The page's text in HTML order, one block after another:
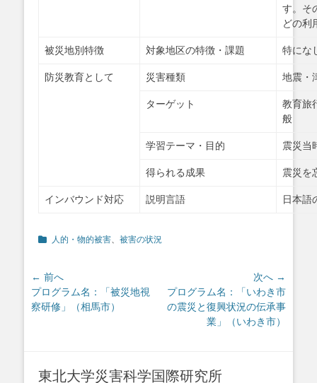
す。そ
どの利
被災地別特徴 対象地区の特徴・課題 特にな
防災教育として 災害種類 地震・
ターゲット
教育旅
般
学習テーマ・目的 震災当
得られる成果 震災を
インバウンド対応 説明言語 日本語
カ
リ
ー
人的・物的被害、 被害の状況
投
稿
ナ
シ
← 前へ
前
の
プログラム名：「被災地視
察研修」（相馬市）
次へ →
の
プログラム名：「いわき市
の震災と復興状況の伝承事
業」（いわき市）
東北大学災害科学国際研究所